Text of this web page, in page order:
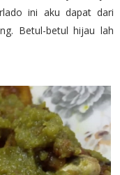
ini aku dapat dari
Betul-betul hijau lah